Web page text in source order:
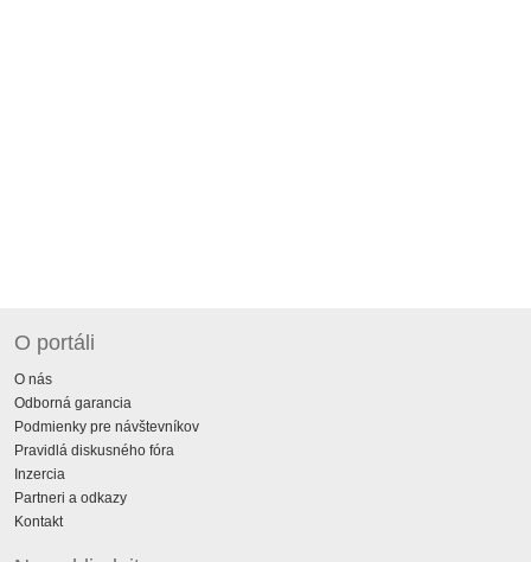
O portáli
O nás
Odborná garancia
Podmienky pre návštevníkov
Pravidlá diskusného fóra
Inzercia
Partneri a odkazy
Kontakt